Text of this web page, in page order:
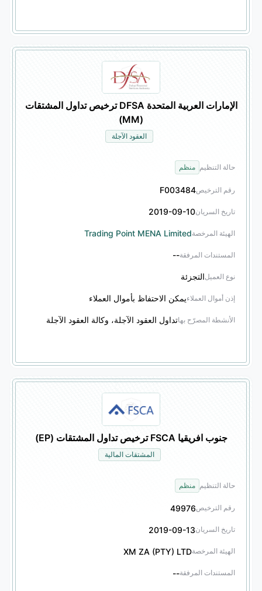
الإمارات العربية المتحدة DFSA ترخيص تداول المشتقات
(MM)
العقود الآجلة
حالة التنظيم منظم
رقم الترخيصF003484
تاريخ السريان2019-09-10
الهيئة المرخصةTrading Point MENA Limited
المستندات المرفقة--
نوع العميلالتجزئة
إذن أموال العملاءيمكن الاحتفاظ بأموال العملاء
الأنشطة المصرّح بهاتداول العقود الآجلة، وكالة العقود الآجلة
جنوب افريقيا FSCA ترخيص تداول المشتقات (EP)
المشتقات المالية
حالة التنظيم منظم
رقم الترخيص49976
تاريخ السريان2019-09-13
الهيئة المرخصةXM ZA (PTY) LTD
المستندات المرفقة--